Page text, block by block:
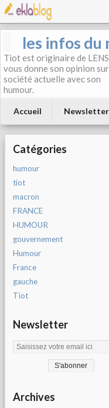
les infos du
Tiot est originaire de
vous donne son opinion
société actuelle avec son
humour.
Accueil Newsletter
Catégories
humour
tiot
macron
FRANCE
HUMOUR
gouvernement
Humour
France
gauche
Tiot
Newsletter
Archives